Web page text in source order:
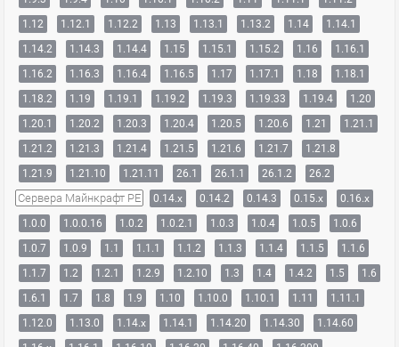
1.12
1.12.1 1.12.2 1.13 1.13.1 1.13.2 1.14
1.14.1
1.14.2
1.14.3 1.14.4 1.15 1.15.1 1.15.2 1.16
1.16.1
1.16.2
1.16.3 1.16.4 1.16.5 1.17 1.17.1 1.18
1.18.1
1.18.2
1.19 1.19.1 1.19.2 1.19.3 1.19.33 1.19.4
1.20
1.20.1
1.20.2 1.20.3 1.20.4 1.20.5 1.20.6 1.21
1.21.1
1.21.2
1.21.3 1.21.4 1.21.5 1.21.6 1.21.7
1.21.8
1.21.9
1.21.10 1.21.11 26.1 26.1.1 26.1.2 26.2
Сервера Майнкрафт PE 0.14.x 0.14.2 0.14.3 0.15.x
0.16.x
1.0.0
1.0.0.16 1.0.2 1.0.2.1 1.0.3 1.0.4 1.0.5
1.0.6
1.0.7
1.0.9 1.1 1.1.1 1.1.2 1.1.3 1.1.4 1.1.5
1.1.6
1.1.7
1.2 1.2.1 1.2.9 1.2.10 1.3 1.4 1.4.2 1.5
1.6
1.6.1
1.7 1.8 1.9 1.10 1.10.0 1.10.1 1.11
1.11.1
1.12.0
1.13.0 1.14.x 1.14.1 1.14.20 1.14.30
1.14.60